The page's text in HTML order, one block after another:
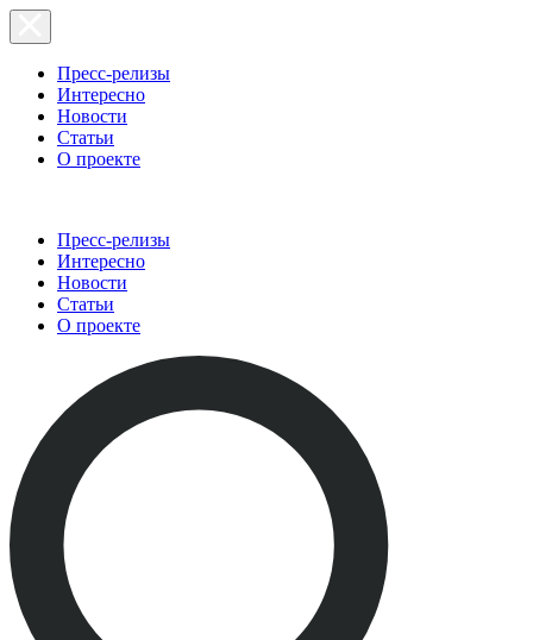
Пресс-релизы
Интересно
Новости
Статьи
О проекте
Пресс-релизы
Интересно
Новости
Статьи
О проекте